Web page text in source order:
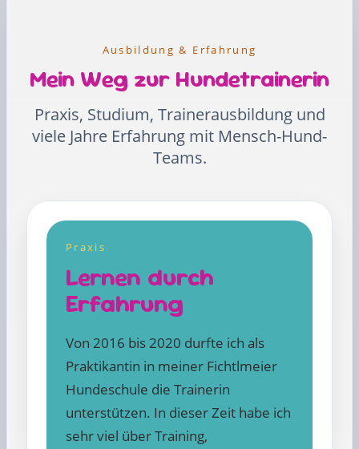
Ausbildung & Erfahrung
Mein Weg zur Hundetrainerin
Praxis, Studium, Trainerausbildung und
viele Jahre Erfahrung mit Mensch-Hund-
Teams.
Praxis
Lernen durch
Erfahrung
Von 2016 bis 2020 durfte ich als
Praktikantin in meiner Fichtlmeier
Hundeschule die Trainerin
unterstützen. In dieser Zeit habe ich
sehr viel über Training,